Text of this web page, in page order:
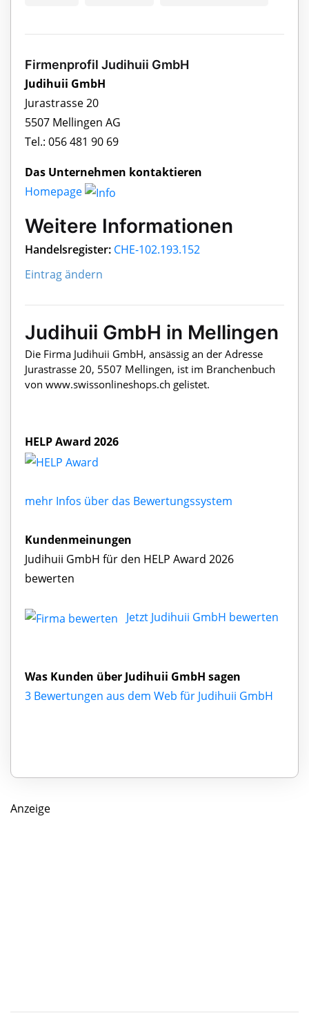
Firmenprofil Judihuii GmbH
Judihuii GmbH
Jurastrasse 20
5507 Mellingen AG
Tel.: 056 481 90 69
Das Unternehmen kontaktieren
Homepage
Weitere Informationen
Handelsregister: CHE-102.193.152
Eintrag ändern
Judihuii GmbH in Mellingen
Die Firma Judihuii GmbH, ansässig an der Adresse
Jurastrasse 20, 5507 Mellingen, ist im Branchenbuch
von www.swissonlineshops.ch gelistet.
HELP Award 2026
mehr Infos über das Bewertungssystem
Kundenmeinungen
Judihuii GmbH für den HELP Award 2026
bewerten
Jetzt Judihuii GmbH bewerten
Was Kunden über Judihuii GmbH sagen
3 Bewertungen aus dem Web für Judihuii GmbH
Anzeige